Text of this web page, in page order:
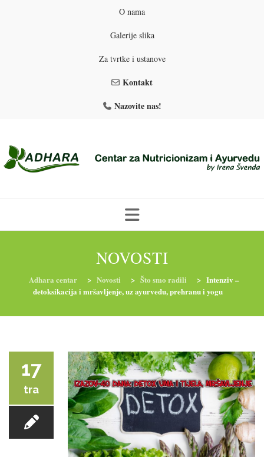
O nama
Galerije slika
Za tvrtke i ustanove
Kontakt
Nazovite nas!
PROGRAMI PREHRANE PRIRODNO MRŠAVLJENJE
YOGA I TRENINZI
NOVOSTI
Adhara centar > Novosti > Što smo radili > Intenziv –
detoksikacija i mršavljenje, uz ayurvedu, prehranu i yogu
17
tra